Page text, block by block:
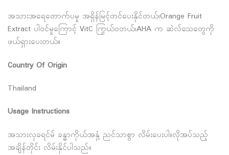
အသားအရေတောက်ပမှု အရှိန်မြင့်တင်ပေးနိုင်တယ်၊Orange Fruit
Extract ပါဝင်မှုကြောင့် VitC ကြွယ်ဝတယ်၊AHA က ဆဲလ်သေတွေကို
ဖယ်ရှားပေးတယ်။
Country Of Origin
Thailand
Usage Instructions
အသားလှခရင်မ် ခန္ဓာကိုယ်အနှံ့ ညင်သာစွာ လိမ်းပေးပါ။လိုအပ်သည့်
အချိန်တိုင်း လိမ်းနိုင်ပါသည်။